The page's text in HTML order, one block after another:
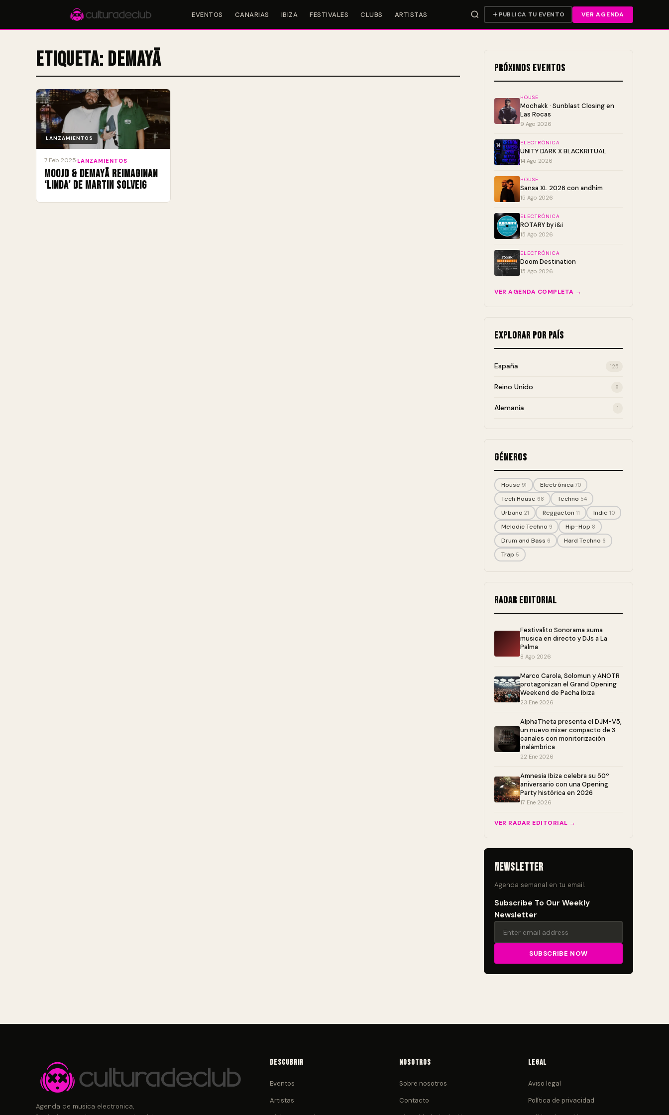
EVENTOS CANARIAS IBIZA FESTIVALES CLUBS ARTISTAS PUBLICA TU EVENTO VER AGENDA
Accesos rápidos:
Etiqueta: Demayä
LANZAMIENTOS
7 Feb 2025 LANZAMIENTOS
Moojo & Demayä reimaginan
‘Linda’ de Martin Solveig
Próximos Eventos
HOUSE
Mochakk · Sunblast Closing en
Las Rocas
9 Ago 2026
ELECTRÓNICA
UNITY DARK X BLACKRITUAL
14 Ago 2026
HOUSE
Sansa XL 2026 con andhim
15 Ago 2026
ELECTRÓNICA
ROTARY by i&i
15 Ago 2026
ELECTRÓNICA
Doom Destination
15 Ago 2026
VER AGENDA COMPLETA →
Explorar por País
España 125
Reino Unido 8
Alemania 1
Géneros
House 91 Electrónica 70
Tech House 68 Techno 54
Urbano 21 Reggaeton 11 Indie 10
Melodic Techno 9 Hip-Hop 8
Drum and Bass 6 Hard Techno 6
Trap 5
Radar editorial
Festivalito Sonorama suma
musica en directo y DJs a La
Palma
8 Ago 2026
Marco Carola, Solomun y ANOTR
protagonizan el Grand Opening
Weekend de Pacha Ibiza
23 Ene 2026
AlphaTheta presenta el DJM-V5,
un nuevo mixer compacto de 3
canales con monitorización
inalámbrica
22 Ene 2026
Amnesia Ibiza celebra su 50º
aniversario con una Opening
Party histórica en 2026
17 Ene 2026
VER RADAR EDITORIAL →
Newsletter
Agenda semanal en tu email.
Subscribe To Our Weekly
Newsletter
Agenda de musica electronica,
Descubrir
Eventos
Artistas
Nosotros
Sobre nosotros
Contacto
Legal
Aviso legal
Política de privacidad